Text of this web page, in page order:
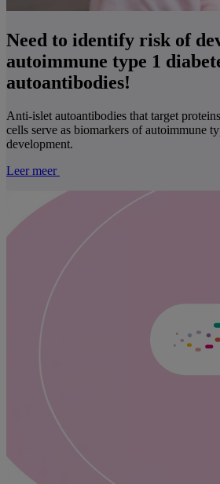
Need to identify risk of
autoimmune type 1
autoantibodies!
Anti-islet autoantibodies that target
cells serve as biomarkers of autoimmune
development.
Leer meer